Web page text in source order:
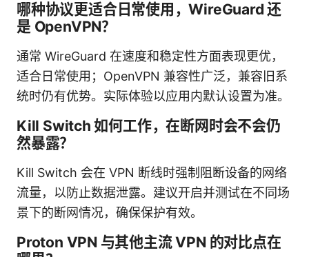
哪种协议更适合日常使用，WireGuard 还
是 OpenVPN？
通常 WireGuard 在速度和稳定性方面表现更优，
适合日常使用；OpenVPN 兼容性广泛，兼容旧系
统时仍有优势。实际体验以应用内默认设置为准。
Kill Switch 如何工作，在断网时会不会仍
然暴露？
Kill Switch 会在 VPN 断线时强制阻断设备的网络
流量，以防止数据泄露。建议开启并测试在不同场
景下的断网情况，确保保护有效。
Proton VPN 与其他主流 VPN 的对比点在